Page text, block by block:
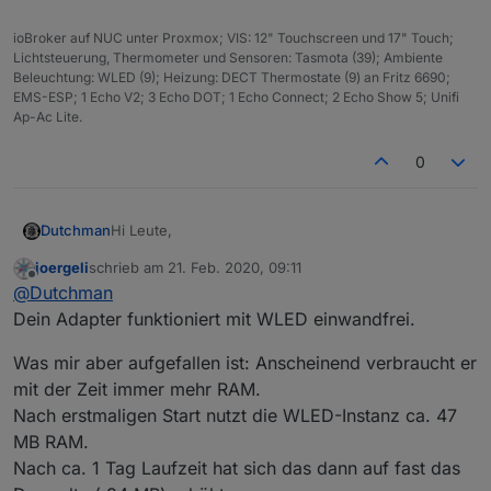
ioBroker auf NUC unter Proxmox; VIS: 12" Touchscreen und 17" Touch;
Lichtsteuerung, Thermometer und Sensoren: Tasmota (39); Ambiente
Beleuchtung: WLED (9); Heizung: DECT Thermostate (9) an Fritz 6690;
EMS-ESP; 1 Echo V2; 3 Echo DOT; 1 Echo Connect; 2 Echo Show 5; Unifi
Ap-Ac Lite.
0
DutchmanHi Leute,
Da ich mit anderen Baustellen (SourceAnalytix) nicht
voran kam brauchte ich mal ein Erfolgserlebnis,
daraus ist WLED entstanden und Energie die
WLED - Github Projectby @Aircoookie
Was ist WLED : Firmware die es ermöglicht LED-
stripes (z.b. ws2812b) an zu steuern.
Ich benutze diese z.b. als deco fur meine Bilder, als
Treppenbeleuchtung oder auch Ambi-Light am
Aktuelle
Test
Offline
joergelischrieb am 21. Feb. 2020, 09:11
zuletzt editiert von
@Dutchman
Dein Adapter funktioniert mit WLED einwandfrei.
Was mir aber aufgefallen ist: Anscheinend verbraucht er
mit der Zeit immer mehr RAM.
Nach erstmaligen Start nutzt die WLED-Instanz ca. 47
MB RAM.
Nach ca. 1 Tag Laufzeit hat sich das dann auf fast das